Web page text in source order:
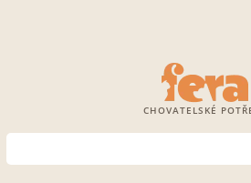
CHOVATELSKÉ